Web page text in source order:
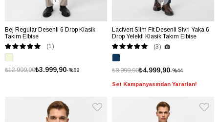
Bej Regular Desenli 6 Drop Klasik
Takım Elbise
(1)
%69
₺3.999,90
₺12.999,90
Lacivert Slim Fit Desenli Sivri Yaka 6
Drop Yelekli Klasik Takım Elbise
(3)
%44
₺4.999,90
₺8.999,90
Set Kampanyasından Yararlan!